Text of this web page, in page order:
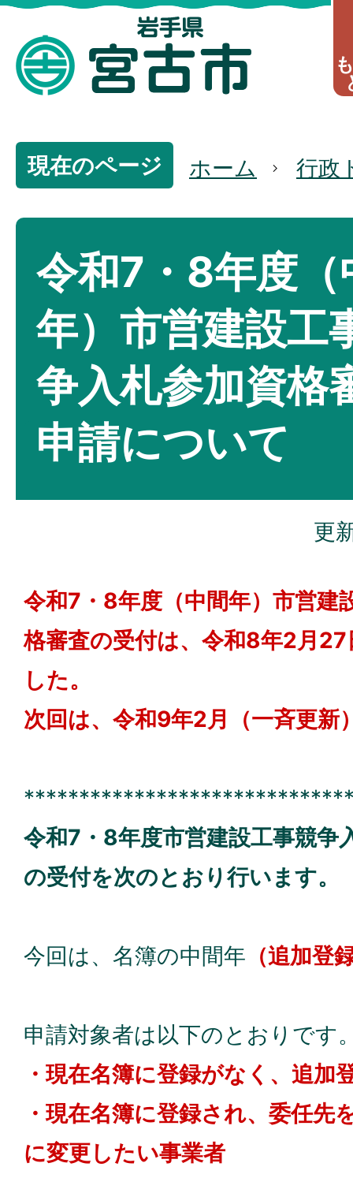
現在のページ ホーム 行政
令和7・8年度（
年）市営建設工
争入札参加資格
申請について
更
令和7・8年度（中間年）市営建
格審査の受付は、令和8年2月
した。
次回は、令和9年2月（一斉更新
令和7・8年度市営建設工事競争
の受付を次のとおり行います。
今回は、名簿の中間年 （追加登
申請対象者は以下のとおりです
・現在名簿に登録がなく、追加
・現在名簿に登録され、委任先
に変更したい事業者